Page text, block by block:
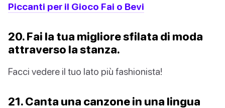
Piccanti per il Gioco Fai o Bevi
20. Fai la tua migliore sfilata di moda
attraverso la stanza.
Facci vedere il tuo lato più fashionista!
21. Canta una canzone in una lingua